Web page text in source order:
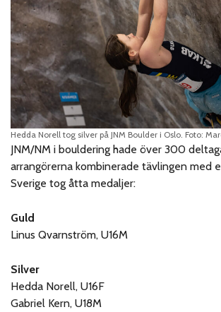
Hedda Norell tog silver på JNM Boulder i Oslo. Foto:
JNM/NM i bouldering hade över 300
arrangörerna kombinerade tävlingen med
Sverige tog åtta medaljer:
Guld
Linus Qvarnström, U16M
Silver
Hedda Norell, U16F
Gabriel Kern, U18M